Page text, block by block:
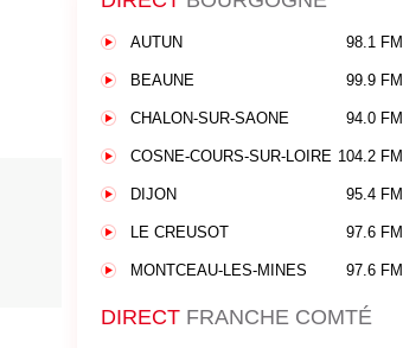
AUTUN 98.1 FM
BEAUNE 99.9 FM
CHALON-SUR-SAONE 94.0 FM
COSNE-COURS-SUR-LOIRE 104.2 FM
DIJON 95.4 FM
LE CREUSOT 97.6 FM
MONTCEAU-LES-MINES 97.6 FM
DIRECTFRANCHE COMTÉ